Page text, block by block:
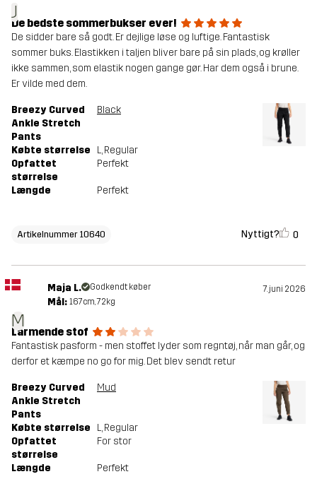
J
De bedste sommerbukser ever!
De sidder bare så godt. Er dejlige løse og luftige. Fantastisk
sommer buks. Elastikken i taljen bliver bare på sin plads, og krøller
ikke sammen, som elastik nogen gange gør. Har dem også i brune.
Er vilde med dem.
Breezy Curved
Ankle Stretch
Pants
Black
Købte størrelse L, Regular
Opfattet
størrelse
Perfekt
Længde Perfekt
Artikelnummer 10640 Nyttigt? 0
M
Maja L. Godkendt køber 7. juni 2026
Mål: 167cm, 72kg
Larmende stof
Fantastisk pasform - men stoffet lyder som regntøj, når man går, og
derfor et kæmpe no go for mig. Det blev sendt retur
Breezy Curved
Ankle Stretch
Pants
Mud
Købte størrelse L, Regular
Opfattet
størrelse
For stor
Længde Perfekt